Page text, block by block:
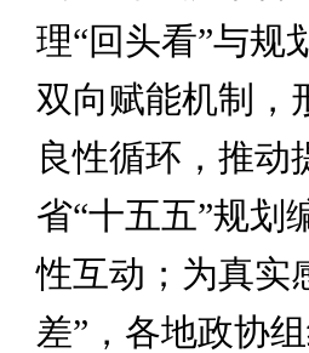
理“回头看”与规
双向赋能机制
良性循环，推动
省“十五五”规划
性互动；为真实
差”，各地政协